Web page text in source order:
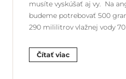
musíte vyskúšať aj vy. Na
budeme potrebovať 500
290 mililitrov vlažnej vody 70
Čítať viac